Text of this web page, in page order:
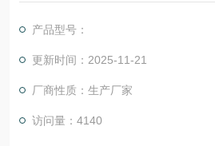
产品型号：D-10型 （软头）
产品用途：规模化养殖场，猪、牛、羊等
产品型号：
更新时间：2025-11-21
厂商性质：生产厂家
访问量：4140